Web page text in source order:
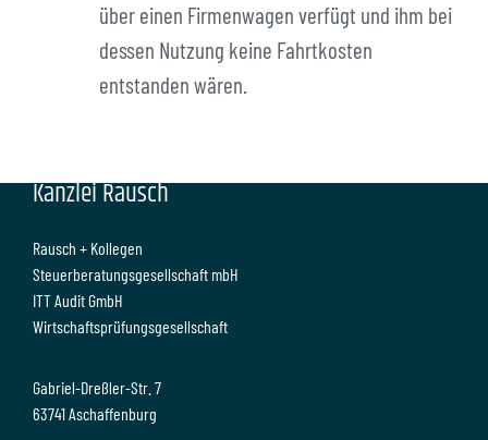
über einen Firmenwagen verfügt und ihm bei
dessen Nutzung keine Fahrtkosten
entstanden wären.
Kanzlei Rausch
Rausch + Kollegen
Steuerberatungsgesellschaft mbH
ITT Audit GmbH
Wirtschaftsprüfungsgesellschaft
Gabriel-Dreßler-Str. 7
63741 Aschaffenburg